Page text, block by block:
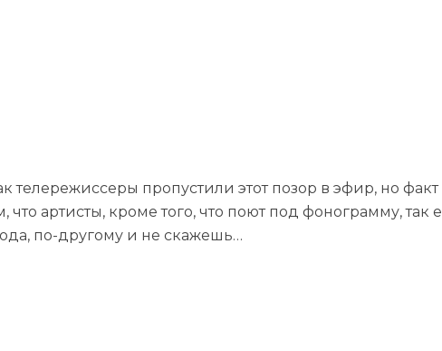
телережиссеры пропустили этот позор в эфир, но
что артисты, кроме того, что поют под фонограмму,
по-другому и не скажешь…